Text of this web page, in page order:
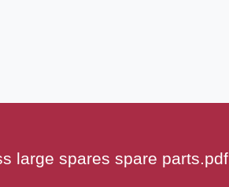
large spares spare parts.pdf